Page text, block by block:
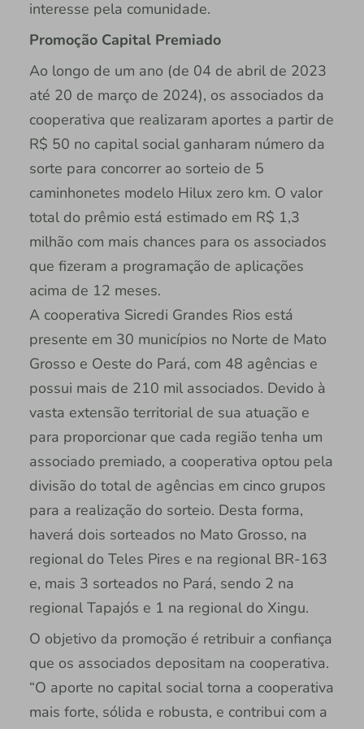
interesse pela comunidade.
Promoção Capital Premiado
Ao longo de um ano (de 04 de abril de 2023
até 20 de março de 2024), os associados da
cooperativa que realizaram aportes a partir de
R$ 50 no capital social ganharam número da
sorte para concorrer ao sorteio de 5
caminhonetes modelo Hilux zero km. O valor
total do prêmio está estimado em R$ 1,3
milhão com mais chances para os associados
que fizeram a programação de aplicações
acima de 12 meses.
A cooperativa Sicredi Grandes Rios está
presente em 30 municípios no Norte de Mato
Grosso e Oeste do Pará, com 48 agências e
possui mais de 210 mil associados. Devido à
vasta extensão territorial de sua atuação e
para proporcionar que cada região tenha um
associado premiado, a cooperativa optou pela
divisão do total de agências em cinco grupos
para a realização do sorteio. Desta forma,
haverá dois sorteados no Mato Grosso, na
regional do Teles Pires e na regional BR-163
e, mais 3 sorteados no Pará, sendo 2 na
regional Tapajós e 1 na regional do Xingu.
O objetivo da promoção é retribuir a confiança
que os associados depositam na cooperativa.
“O aporte no capital social torna a cooperativa
mais forte, sólida e robusta, e contribui com a